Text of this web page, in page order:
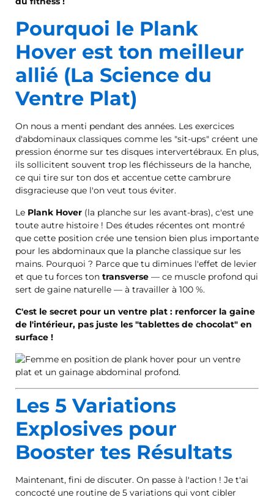
Pourquoi le Plank
Hover est ton meilleur
allié (La Science du
Ventre Plat)
On nous a menti pendant des années. Les exercices
d'abdominaux classiques comme les "sit-ups" créent une
pression énorme sur tes disques intervertébraux. En plus,
ils sollicitent souvent trop les fléchisseurs de la hanche,
ce qui tire sur ton dos et accentue cette cambrure
disgracieuse que l'on veut tous éviter.
Le Plank Hover (la planche sur les avant-bras), c'est une
toute autre histoire ! Des études récentes ont montré
que cette position crée une tension bien plus importante
pour les abdominaux que la planche classique sur les
mains. Pourquoi ? Parce que tu diminues l'effet de levier
et que tu forces ton transverse — ce muscle profond qui
sert de gaine naturelle — à travailler à 100 %.
C'est le secret pour un ventre plat : renforcer la gaine
de l'intérieur, pas juste les "tablettes de chocolat" en
surface !
Les 5 Variations
Explosives pour
Booster tes Résultats
Maintenant, fini de discuter. On passe à l'action ! Je t'ai
concocté une routine de 5 variations qui vont cibler